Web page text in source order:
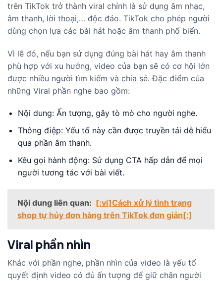
trên TikTok trở thành viral chính là sử dụng âm nhạc,
âm thanh, lời thoại,… độc đáo. TikTok cho phép người
dùng chọn lựa các bài hát hoặc âm thanh phổ biến.
Vì lẽ đó, nếu bạn sử dụng đúng bài hát hay âm thanh
phù hợp với xu hướng, video của bạn sẽ có cơ hội lớn
được nhiều người tìm kiếm và chia sẻ. Đặc điểm của
những Viral phần nghe bao gồm:
Nội dung: Ấn tượng, gây tò mò cho người nghe.
Thông điệp: Yếu tố này cần được truyền tải dễ hiểu
qua phần âm thanh.
Kêu gọi hành động: Sử dụng CTA hấp dẫn để mọi
người tương tác với bài viết.
Nội dung liên quan: [:vi]Cách xử lý tình trạng
shop tự hủy đơn hàng trên TikTok đơn giản[:]
Viral phần nhìn
Khác với phần nghe, phần nhìn của video là yếu tố
quyết định video có đủ ấn tượng để giữ chân người